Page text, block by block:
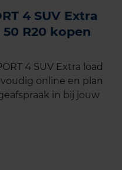
4 SUV Extra
R20 kopen
4 SUV Extra load
online en plan
in bij jouw